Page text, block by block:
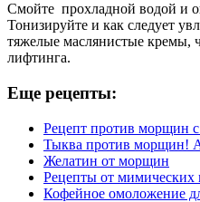
Смойте прохладной водой и
Тонизируйте и как следует
тяжелые маслянистые кремы,
лифтинга.
Еще рецепты:
Рецепт против морщин
Тыква против морщин! А
Желатин от морщин
Рецепты от
Кофейное омоложение